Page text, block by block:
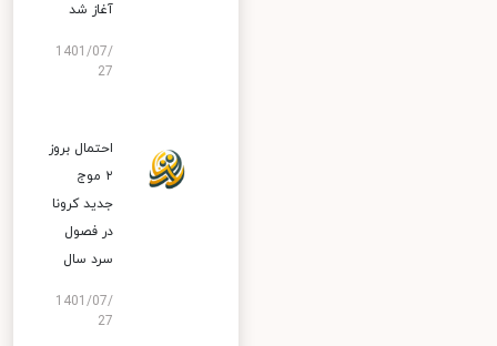
آغاز شد
1401/07/
27
احتمال بروز
۲ موج
جدید کرونا
در فصول
سرد سال
1401/07/
27